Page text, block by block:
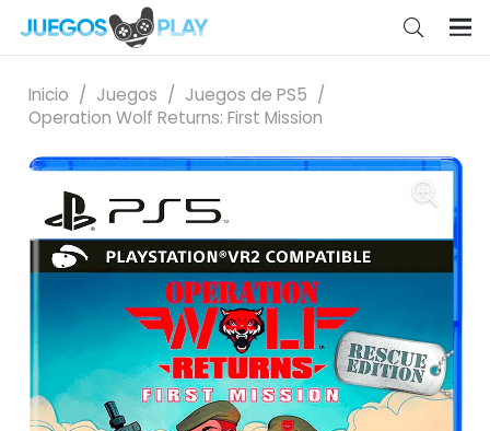
Inicio / Juegos / Juegos de PS5 /
Operation Wolf Returns: First Mission